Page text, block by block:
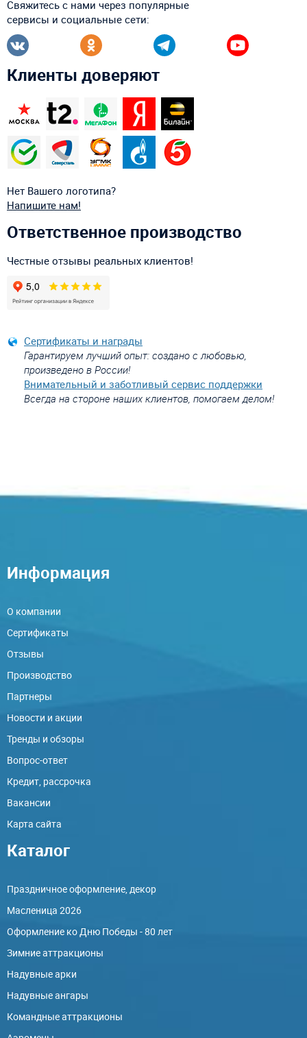
Свяжитесь с нами через популярные
сервисы и социальные сети:
Клиенты доверяют
Нет Вашего логотипа?
Напишите нам!
Ответственное производство
Честные отзывы реальных клиентов!
Сертификаты и награды
Гарантируем лучший опыт: создано с любовью,
произведено в России!
Внимательный и заботливый сервис поддержки
Всегда на стороне наших клиентов, помогаем делом!
Информация
О компании
Сертификаты
Отзывы
Производство
Партнеры
Новости и акции
Тренды и обзоры
Вопрос-ответ
Кредит, рассрочка
Вакансии
Карта сайта
Каталог
Праздничное оформление, декор
Масленица 2026
Оформление ко Дню Победы - 80 лет
Зимние аттракционы
Надувные арки
Надувные ангары
Командные аттракционы